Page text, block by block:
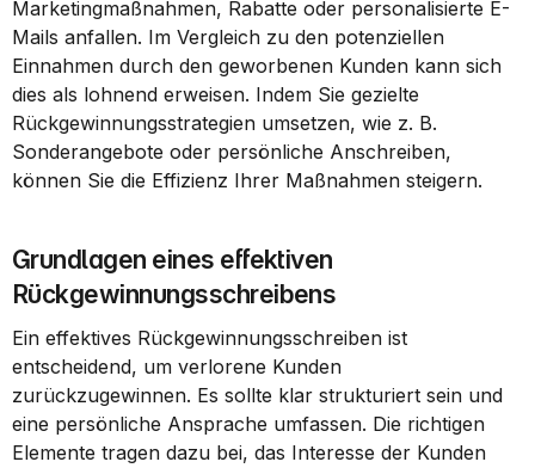
Marketingmaßnahmen, Rabatte oder personalisierte E-
Mails anfallen. Im Vergleich zu den potenziellen
Einnahmen durch den geworbenen Kunden kann sich
dies als lohnend erweisen. Indem Sie gezielte
Rückgewinnungsstrategien umsetzen, wie z. B.
Sonderangebote oder persönliche Anschreiben,
können Sie die Effizienz Ihrer Maßnahmen steigern.
Grundlagen eines effektiven
Rückgewinnungsschreibens
Ein effektives Rückgewinnungsschreiben ist
entscheidend, um verlorene Kunden
zurückzugewinnen. Es sollte klar strukturiert sein und
eine persönliche Ansprache umfassen. Die richtigen
Elemente tragen dazu bei, das Interesse der Kunden